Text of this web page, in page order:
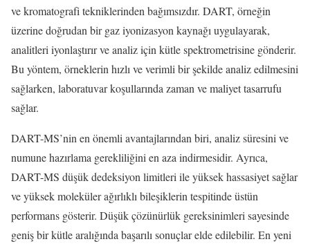
ve kromatografi tekniklerinden bağımsızdır. DART, örneğin
üzerine doğrudan bir gaz iyonizasyon kaynağı uygulayarak,
analitleri iyonlaştırır ve analiz için kütle spektrometrisine gönderir.
Bu yöntem, örneklerin hızlı ve verimli bir şekilde analiz edilmesini
sağlarken, laboratuvar koşullarında zaman ve maliyet tasarrufu
sağlar.
DART-MS’nin en önemli avantajlarından biri, analiz süresini ve
numune hazırlama gerekliliğini en aza indirmesidir. Ayrıca,
DART-MS düşük dedeksiyon limitleri ile yüksek hassasiyet sağlar
ve yüksek moleküler ağırlıklı bileşiklerin tespitinde üstün
performans gösterir. Düşük çözünürlük gereksinimleri sayesinde
geniş bir kütle aralığında başarılı sonuçlar elde edilebilir. En yeni